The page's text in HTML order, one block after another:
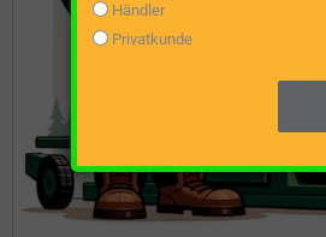
Händler
Privatkunde